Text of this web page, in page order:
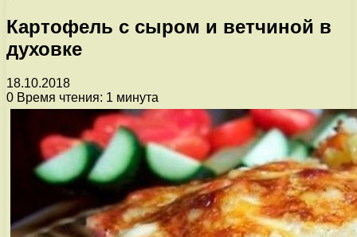
Картофель с сыром и ветчиной в
духовке
18.10.2018
0 Время чтения: 1 минута